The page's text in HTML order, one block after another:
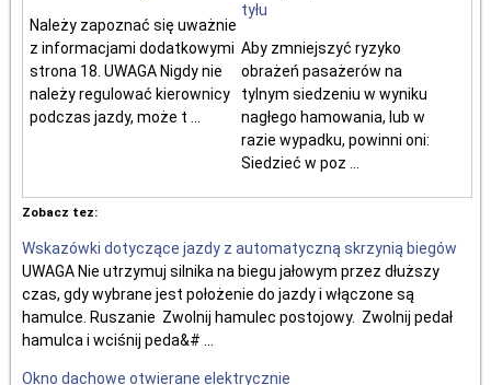
Należy zapoznać się uważnie
z informacjami dodatkowymi
strona 18. UWAGA Nigdy nie
należy regulować kierownicy
podczas jazdy, może t ...
tyłu
Aby zmniejszyć ryzyko
obrażeń pasażerów na
tylnym siedzeniu w wyniku
nagłego hamowania, lub w
razie wypadku, powinni oni:
Siedzieć w poz ...
Zobacz tez:
Wskazówki dotyczące jazdy z automatyczną skrzynią biegów
UWAGA Nie utrzymuj silnika na biegu jałowym przez dłuższy
czas, gdy wybrane jest położenie do jazdy i włączone są
hamulce. Ruszanie Zwolnij hamulec postojowy. Zwolnij pedał
hamulca i wciśnij peda&# ...
Okno dachowe otwierane elektrycznie